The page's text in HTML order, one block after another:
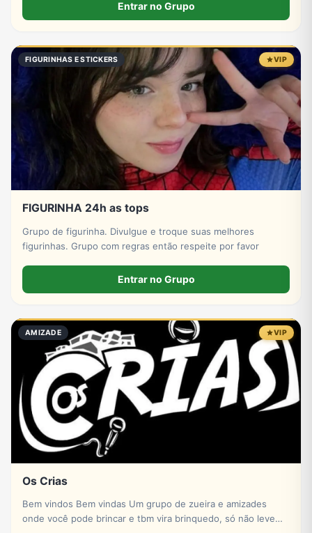
garimpadas com carinho e aproveite antes que acabem! 🛒
Entrar no Grupo
FIGURINHAS E STICKERS VIP
FIGURINHA 24h as tops
Grupo de figurinha. Divulgue e troque suas melhores
figurinhas. Grupo com regras então respeite por favor
Entrar no Grupo
AMIZADE VIP
Os Crias
Bem vindos Bem vindas Um grupo de zueira e amizades
onde você pode brincar e tbm vira brinquedo, só não levem